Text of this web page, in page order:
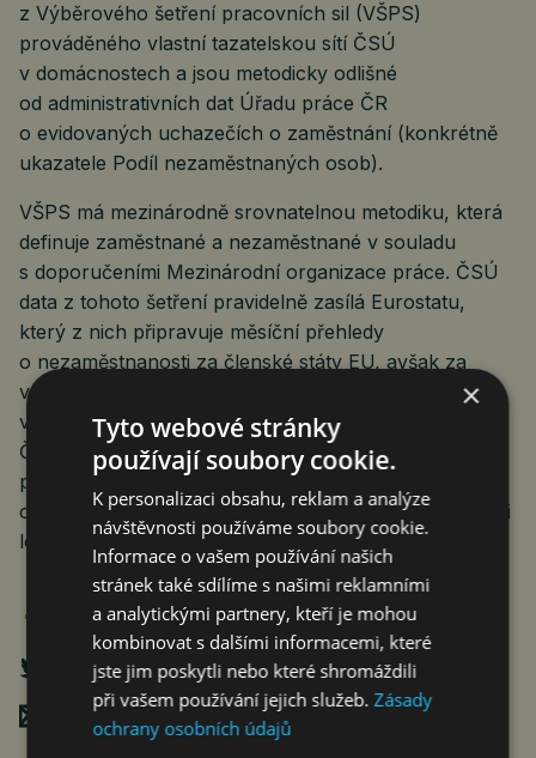
z Výběrového šetření pracovních sil (VŠPS)
prováděného vlastní tazatelskou sítí ČSÚ
v domácnostech a jsou metodicky odlišné
od administrativních dat Úřadu práce ČR
o evidovaných uchazečích o zaměstnání (konkrétně
ukazatele Podíl nezaměstnaných osob).
VŠPS má mezinárodně srovnatelnou metodiku, která
definuje zaměstnané a nezaměstnané v souladu
s doporučeními Mezinárodní organizace práce. ČSÚ
data z tohoto šetření pravidelně zasílá Eurostatu,
který z nich připravuje měsíční přehledy
o nezaměstnanosti za členské státy EU, avšak za
věkovou skupinu 15–74 let. Míra nezaměstnanosti
v této věkové skupině 15–74 let byla v dubnu 2023 za
Českou republiku na úrovni 2,7 %. Nezaměstnanost
podle údajů z Úřadu práce, který počítá uchazeče
o zaměstnání, činila v dubnu 3,6 %, ve stejném měsíci
loni to byly 3,3 procenta.
Poslat mailem
×
Tyto webové stránky
používají soubory cookie.
K personalizaci obsahu, reklam a analýze
návštěvnosti používáme soubory cookie.
Informace o vašem používání našich
stránek také sdílíme s našimi reklamními
a analytickými partnery, kteří je mohou
kombinovat s dalšími informacemi, které
jste jim poskytli nebo které shromáždili
při vašem používání jejich služeb.Zásady
ochrany osobních údajů